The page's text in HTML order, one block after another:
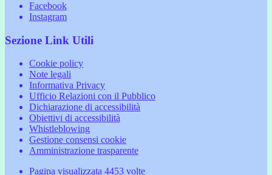
Facebook
Instagram
Sezione Link Utili
Cookie policy
Note legali
Informativa Privacy
Ufficio Relazioni con il Pubblico
Dichiarazione di accessibilità
Obiettivi di accessibilità
Whistleblowing
Gestione consensi cookie
Amministrazione trasparente
Pagina visualizzata 4453 volte